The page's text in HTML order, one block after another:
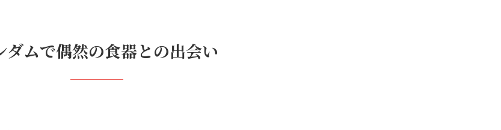
ダムで偶然の食器との出会い